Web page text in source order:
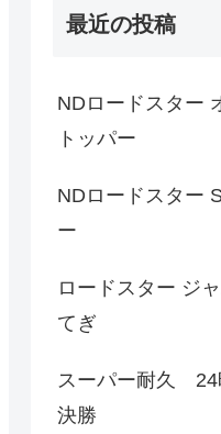
最近の投稿
NDロードスター
トッパー
NDロードスター
ー
ロードスター ジ
てぎ
スーパー耐久
決勝